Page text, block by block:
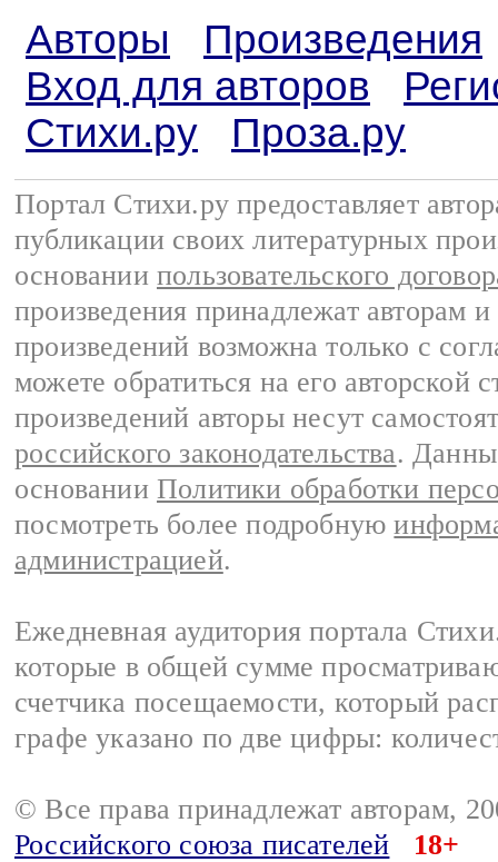
Авторы
Произведения
Вход для авторов
Стихи.ру
Проза.ру
Портал Стихи.ру предоставляет
публикации своих литературных
основании пользовательского
произведения принадлежат авторам
произведений возможна только с
можете обратиться на его авторской
произведений авторы несут
российского законодательства.
основании Политики обработки
посмотреть более подробную
администрацией.
Ежедневная аудитория портала
которые в общей сумме
счетчика посещаемости, который
графе указано по две цифры:
© Все права принадлежат авторам,
Российского союза писателей
18+